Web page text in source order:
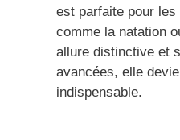
est parfaite pour
comme la natation
allure distinctive et
avancées, elle
indispensable.